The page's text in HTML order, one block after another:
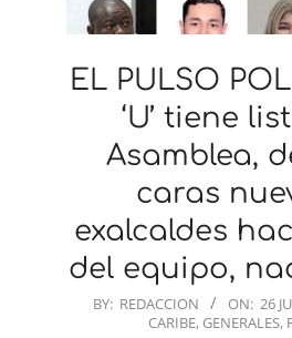
EL PULSO
‘U’ tiene
Asamblea,
caras
exalcaldes
del equipo,
2023-
BY: REDACCION ON: 26
CARIBE, GENERALES,